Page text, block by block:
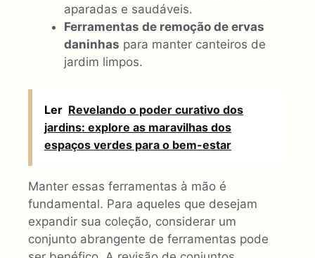
aparadas e saudáveis.
Ferramentas de remoção de ervas
daninhas para manter canteiros de
jardim limpos.
Ler Revelando o poder curativo dos
jardins: explore as maravilhas dos
espaços verdes para o bem-estar
Manter essas ferramentas à mão é
fundamental. Para aqueles que desejam
expandir sua coleção, considerar um
conjunto abrangente de ferramentas pode